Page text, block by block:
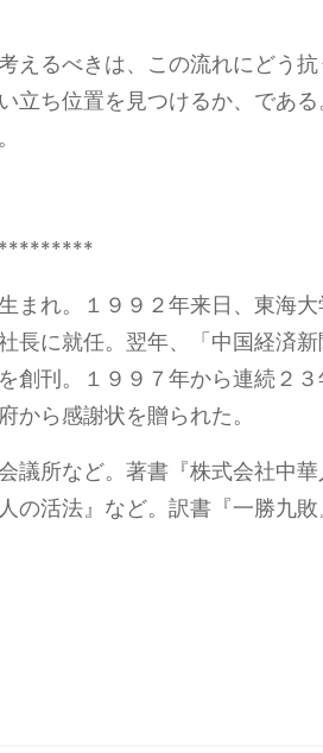
えるべきは、この流れにどう
立ち位置を見つけるか、であ
まれ。１９９２年来日、東海
長に就任。翌年、「中国経済
創刊。１９９７年から連続２
から感謝状を贈られた。
議所など。著書『株式会社中
の活法』など。訳書『一勝九敗